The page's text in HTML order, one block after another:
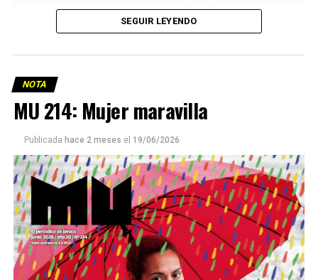
Este número 215 de MU ☝️viene con doble tapa, que
podría ser una frase:
Sin chamuyo, a remarla.
SEGUIR LEYENDO
NOTA
MU 214: Mujer maravilla
Publicada hace 2 meses el 19/06/2026